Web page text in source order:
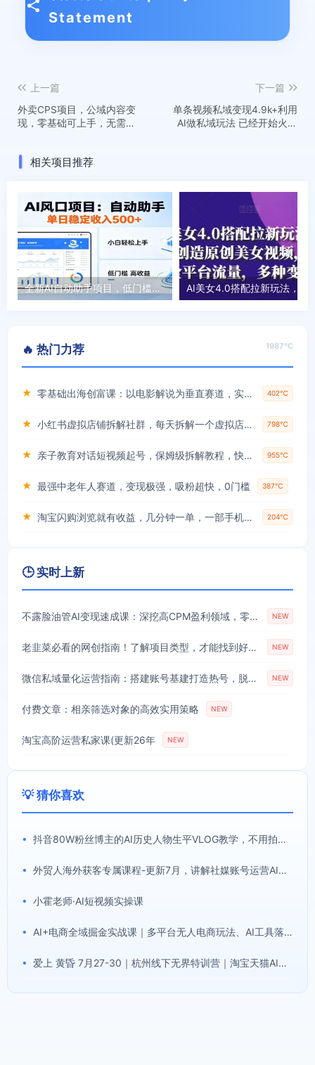
Statement
上一篇
外卖CPS项目，公域内容变
现，零基础可上手，无需囤
下一篇
单条视频私域变现4.9k+利用
AI做私域玩法 已经开始火热
相关项目推荐
全新AI自动助手项目，低门槛入局，每日稳定收益500以上
🔥 热门力荐 1987℃
★ 零基础出海创富课：以电影解说为垂直赛道，实现不出国门赚美金的目标 402℃
★ 小红书虚拟店铺拆解社群，每天拆解一个虚拟店，简单实用(赠送小红书虚拟教程) 798℃
★ 亲子教育对话短视频起号，保姆级拆解教程，快速起千粉万粉号 955℃
★ 最强中老年人赛道，变现极强，吸粉超快，0门槛 387℃
★ 淘宝闪购浏览就有收益，几分钟一单，一部手机就可操作，操作简单，小白轻松日入3张【揭秘】 204℃
🕒 实时上新
不露脸油管AI变现速成课：深挖高CPM盈利领域，零出镜打造YouTube稳定收益账号 NEW
老韭菜必看的网创指南！了解项目类型，才能找到好的项目，才能拿到想要的结果 NEW
微信私域量化运营指南：搭建账号基建打造热号，脱敏风控规避运营各类高危风险 NEW
付费文章：相亲筛选对象的高效实用策略 NEW
淘宝高阶运营私家课(更新26年 NEW
💡 猜你喜欢
• 抖音80W粉丝博主的AI历史人物生平VLOG教学，不用拍摄不用露脸，AI帮你搞定，轻松解锁伙伴计划+精选收益
• 外贸人海外获客专属课程-更新7月，讲解社媒账号运营AI矩阵玩法，，系统掌握海外客户开发全流程实战方法
• 小霍老师·AI短视频实操课
• AI+电商全域掘金实战课｜多平台无人电商玩法、AI工具落地、供应链合规、全域变现闭环全套教程
• 爱上 黄昏 7月27-30｜杭州线下无界特训营｜淘宝天猫AI推广｜直通车人群｜全套PPT SOP思维导图资料包